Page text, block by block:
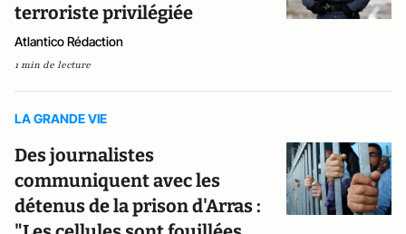
terroriste privilégiée
Atlantico Rédaction
1 min de lecture
LA GRANDE VIE
Des journalistes
communiquent avec les
détenus de la prison d'Arras :